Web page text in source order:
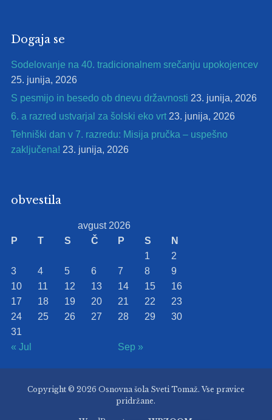
Dogaja se
Sodelovanje na 40. tradicionalnem srečanju upokojencev
25. junija, 2026
S pesmijo in besedo ob dnevu državnosti 23. junija, 2026
6. a razred ustvarjal za šolski eko vrt 23. junija, 2026
Tehniški dan v 7. razredu: Misija pručka – uspešno
zaključena! 23. junija, 2026
obvestila
avgust 2026
P
T S Č P S
N
1
2
3
4 5 6 7 8
9
10
11 12 13 14 15
16
17
18 19 20 21 22
23
24
25 26 27 28 29
30
31
« Jul
Sep »
Copyright © 2026 Osnovna šola Sveti Tomaž. Vse pravice
pridržane.